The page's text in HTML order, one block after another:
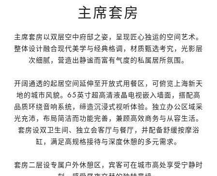
主席套房
主席套房以双层空中府邸之姿，呈现匠心独运的空间艺术。
整体设计融合现代美学与经典格调，材质甄选考究，光影层
次细腻，营造出静谧而富有气度的私属居所氛围。
开阔通透的起居空间延伸至开放式用餐区，可俯览上海新天
地的城市风貌。65英寸超高清液晶电视嵌入墙面，搭配高
品质环绕音响系统，缔造沉浸式视听体验。独立办公区域采
光充沛，布局简洁而功能完善，兼顾高效商务与从容生活。
套房设双卫生间、独立会客厅与餐厅，并配备舒缓按摩浴
缸，满足高规格接待与深度休憩的多元需求。
套房二层设专属户外休憩区，宾客可在城市高处享受宁静时